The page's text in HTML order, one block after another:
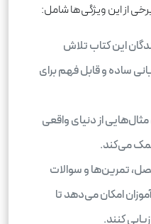
از این ویژگی‌ها شامل:
این کتاب تلاش
ساده و قابل فهم برای
از دنیای واقعی
می‌کند.
تمرین‌ها و سوالات
امکان می‌دهد تا
کنند.